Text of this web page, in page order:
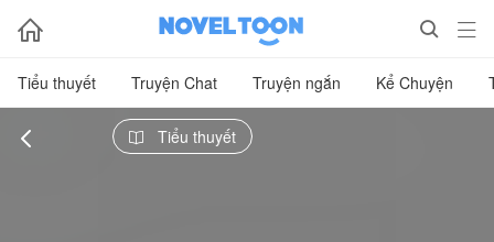
  
Tiểu thuyết Truyện Chat Truyện ngắn Kể Chuyện
  Tiểu thuyết